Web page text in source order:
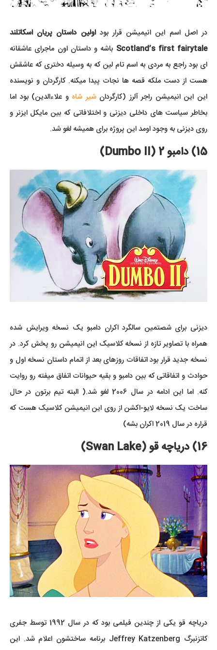
در اصل اسم این انیمیشن قرار بوداولین داستان پریان اسکاتلند
Scotland’s first fairytale باشه و داستان اون ماجرای عاشقانه
ای بود راجع به مردی به اسم تام لین که به وسیله دختری که عاشقش
هست از دست ملکه قصه ها نجات پیدا میکنه. کارگردان و نویسنده
این این انیمیشن راجر آلرز (کارگردانشیر شاه و علاءالدین) بود اما
بخاطر سیاست های داخلی دیزنی و اختلافاتی که بین مایکل ایزنر و
روی دیزنی به وجود اومد این پروژه برای همیشه لغو شد.
15) دامبو 2 (Dumbo II)
دیزنی برای شصتمین سالگرد اکران دامبو یک نسخه ویرایش شده
همراه با تصاویر تازه از نسخه کلاسیک این انیمیشن رو پخش کرد. در
نسخه جدید قرار بود اتفاقات روزهای بعد از اتمام داستان نسخه اول و
حوادث و اتفاقاتی که بین دامبو و بقیه حیوانات اتفاق میفته رو روایت
کنه. اما این ادامه در سال 2006 لغو شد.( البته تیم برتون در حال
ساخت یک نسخه لایو-اکشن از روی این انیمیشن کلاسیک هست که
قراره در سال 2019 اکران بشه)
16) دریاچه قو (Swan Lake)
دریاچه قو یکی از چندین فیلمی بود که در سال 1992 توسط جفری
کاتزنبرگ Jeffrey Katzenberg برنامه ساختشون اعلام شد. این